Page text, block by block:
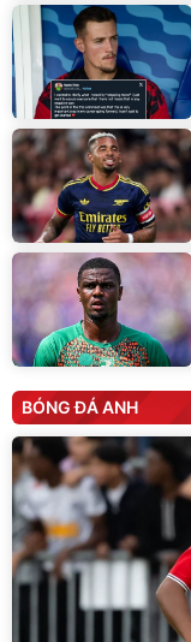
BÓNG ĐÁ ANH